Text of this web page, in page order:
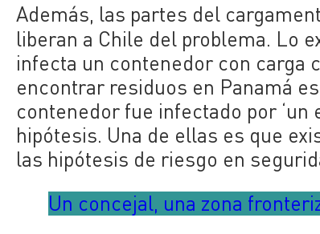
Además, las partes del
liberan a Chile del problema. Lo
infecta un contenedor con carga
encontrar residuos en Panamá
contenedor fue infectado por
hipótesis. Una de ellas es que
las hipótesis de riesgo en
Un concejal, una zona